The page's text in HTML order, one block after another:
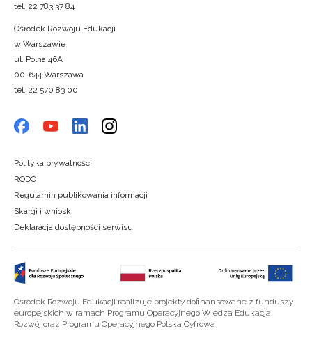
tel. 22 783 37 84
Ośrodek Rozwoju Edukacji
w Warszawie
ul. Polna 46A
00-644 Warszawa
tel. 22 570 83 00
Polityka prywatności
RODO
Regulamin publikowania informacji
Skargi i wnioski
Deklaracja dostępności serwisu
Ośrodek Rozwoju Edukacji realizuje projekty dofinansowane z funduszy
europejskich w ramach Programu Operacyjnego Wiedza Edukacja
Rozwój oraz Programu Operacyjnego Polska Cyfrowa